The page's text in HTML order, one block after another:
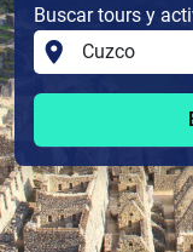
Buscar tours y